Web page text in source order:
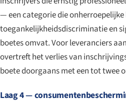
— een categorie die onherroepelijke
toegankelijkheidsdiscriminatie en
boetes omvat. Voor leveranciers
overtreft het verlies van
boete doorgaans met een tot twee
Laag 4 —